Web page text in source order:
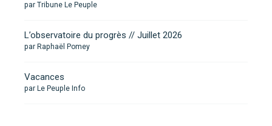
par Tribune Le Peuple
L’observatoire du progrès // Juillet 2026
par Raphaël Pomey
Vacances
par Le Peuple Info